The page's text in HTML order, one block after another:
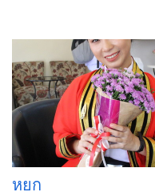
หยก